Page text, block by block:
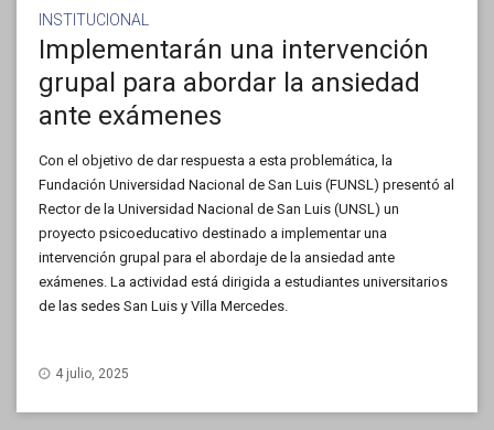
INSTITUCIONAL
Implementarán una intervención
grupal para abordar la ansiedad
ante exámenes
Con el objetivo de dar respuesta a esta problemática, la
Fundación Universidad Nacional de San Luis (FUNSL) presentó al
Rector de la Universidad Nacional de San Luis (UNSL) un
proyecto psicoeducativo destinado a implementar una
intervención grupal para el abordaje de la ansiedad ante
exámenes. La actividad está dirigida a estudiantes universitarios
de las sedes San Luis y Villa Mercedes.
4 julio, 2025